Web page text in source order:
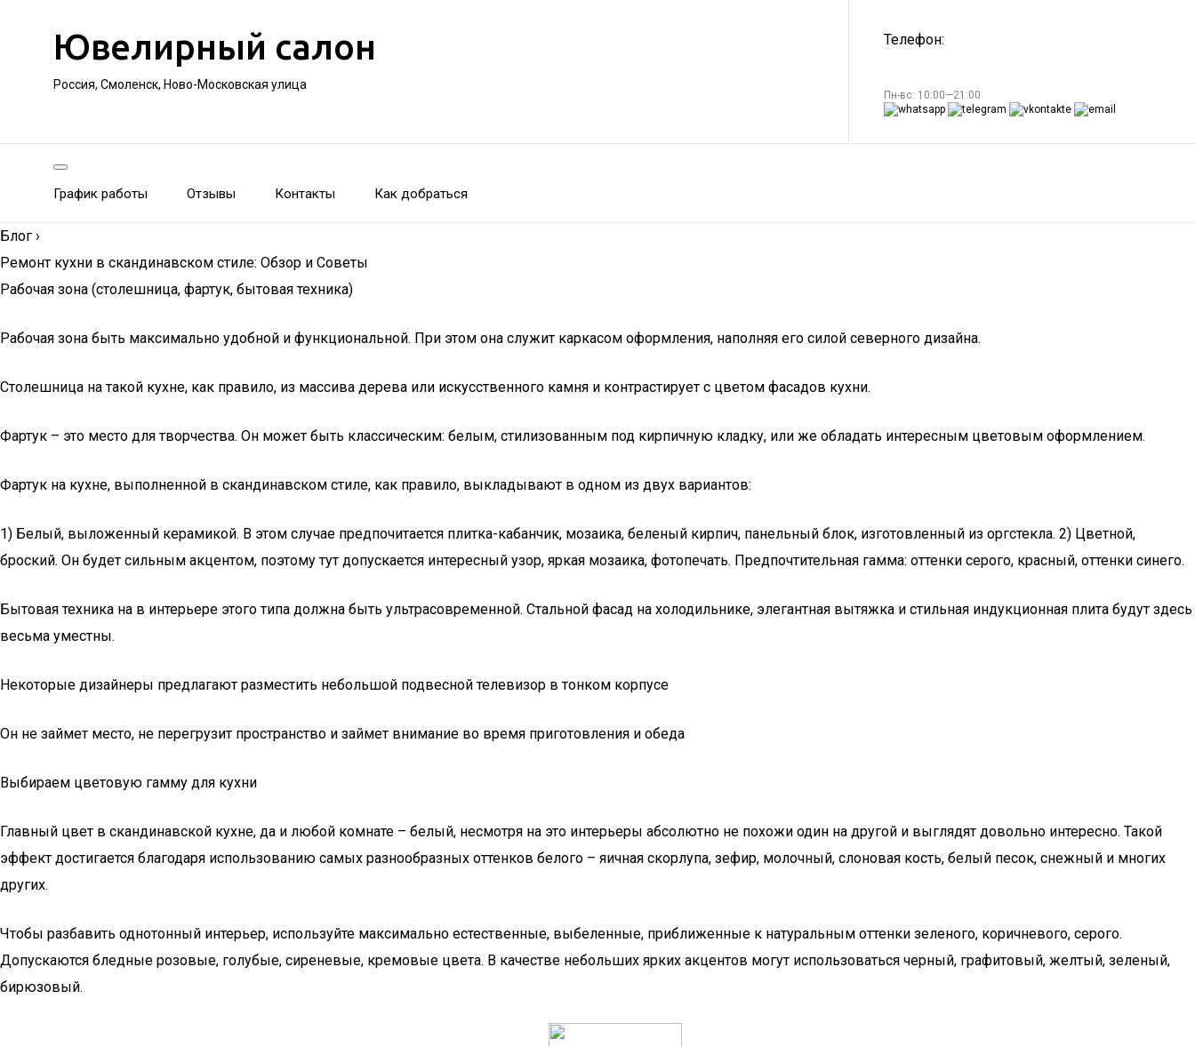
Ювелирный салон
Россия, Смоленск, Ново-Московская улица
Телефон:
Пн-вс: 10:00—21:00
График работы Отзывы Контакты Как добраться
Блог ›
Ремонт кухни в скандинавском стиле: Обзор и Советы
Рабочая зона (столешница, фартук, бытовая техника)
Рабочая зона быть максимально удобной и функциональной. При этом она служит каркасом оформления, наполняя его силой северного дизайна.
Столешница на такой кухне, как правило, из массива дерева или искусственного камня и контрастирует с цветом фасадов кухни.
Фартук – это место для творчества. Он может быть классическим: белым, стилизованным под кирпичную кладку, или же обладать интересным цветовым оформлением.
Фартук на кухне, выполненной в скандинавском стиле, как правило, выкладывают в одном из двух вариантов:
1) Белый, выложенный керамикой. В этом случае предпочитается плитка-кабанчик, мозаика, беленый кирпич, панельный блок, изготовленный из оргстекла. 2) Цветной,
броский. Он будет сильным акцентом, поэтому тут допускается интересный узор, яркая мозаика, фотопечать. Предпочтительная гамма: оттенки серого, красный, оттенки синего.
Бытовая техника на в интерьере этого типа должна быть ультрасовременной. Стальной фасад на холодильнике, элегантная вытяжка и стильная индукционная плита будут здесь
весьма уместны.
Некоторые дизайнеры предлагают разместить небольшой подвесной телевизор в тонком корпусе
Он не займет место, не перегрузит пространство и займет внимание во время приготовления и обеда
Выбираем цветовую гамму для кухни
Главный цвет в скандинавской кухне, да и любой комнате – белый, несмотря на это интерьеры абсолютно не похожи один на другой и выглядят довольно интересно. Такой
эффект достигается благодаря использованию самых разнообразных оттенков белого – яичная скорлупа, зефир, молочный, слоновая кость, белый песок, снежный и многих
других.
Чтобы разбавить однотонный интерьер, используйте максимально естественные, выбеленные, приближенные к натуральным оттенки зеленого, коричневого, серого.
Допускаются бледные розовые, голубые, сиреневые, кремовые цвета. В качестве небольших ярких акцентов могут использоваться черный, графитовый, желтый, зеленый,
бирюзовый.